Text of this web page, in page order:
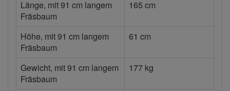
Länge, mit 91 cm langem
Fräsbaum
165 cm
Höhe, mit 91 cm langem
Fräsbaum
61 cm
Gewicht, mit 91 cm langem
Fräsbaum
177 kg